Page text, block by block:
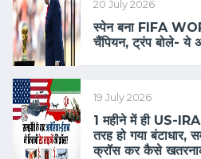
20 July 2026
स्पेन बना FIFA
चैंपियन, ट्रंप बोले- ये
19 July 2026
1 महीने में ही US-
तरह हो गया बंटाधार,
क्रॉस कर कैसे